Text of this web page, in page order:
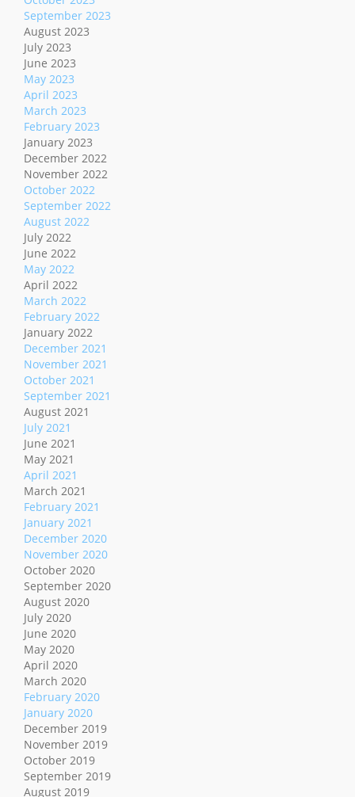
September 2023
August 2023
July 2023
June 2023
May 2023
April 2023
March 2023
February 2023
January 2023
December 2022
November 2022
October 2022
September 2022
August 2022
July 2022
June 2022
May 2022
April 2022
March 2022
February 2022
January 2022
December 2021
November 2021
October 2021
September 2021
August 2021
July 2021
June 2021
May 2021
April 2021
March 2021
February 2021
January 2021
December 2020
November 2020
October 2020
September 2020
August 2020
July 2020
June 2020
May 2020
April 2020
March 2020
February 2020
January 2020
December 2019
November 2019
October 2019
September 2019
August 2019